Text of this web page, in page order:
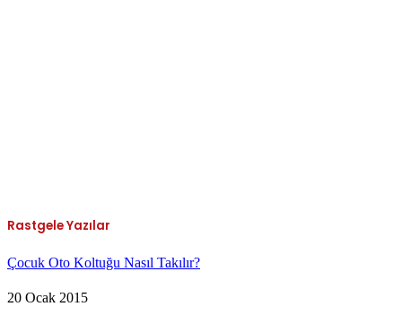
Rastgele Yazılar
Çocuk Oto Koltuğu Nasıl Takılır?
20 Ocak 2015